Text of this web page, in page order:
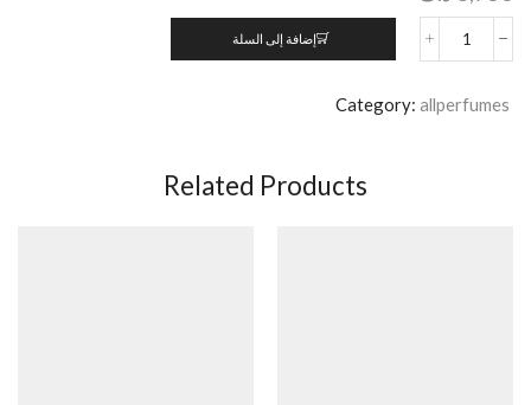
إضافة إلى السلة
Category: allperfumes
Related Products